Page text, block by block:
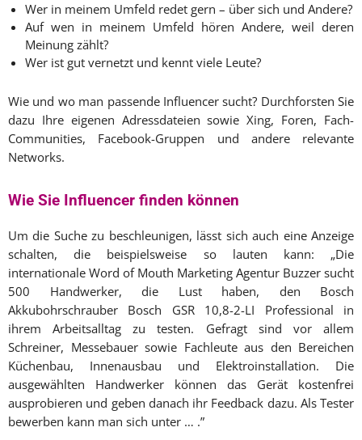
Wer in meinem Umfeld redet gern – über sich und Andere?
Auf wen in meinem Umfeld hören Andere, weil deren
Meinung zählt?
Wer ist gut vernetzt und kennt viele Leute?
Wie und wo man passende Influencer sucht? Durchforsten Sie
dazu Ihre eigenen Adressdateien sowie Xing, Foren, Fach-
Communities, Facebook-Gruppen und andere relevante
Networks.
Wie Sie Influencer finden können
Um die Suche zu beschleunigen, lässt sich auch eine Anzeige
schalten, die beispielsweise so lauten kann: „Die
internationale Word of Mouth Marketing Agentur Buzzer sucht
500 Handwerker, die Lust haben, den Bosch
Akkubohrschrauber Bosch GSR 10,8-2-LI Professional in
ihrem Arbeitsalltag zu testen. Gefragt sind vor allem
Schreiner, Messebauer sowie Fachleute aus den Bereichen
Küchenbau, Innenausbau und Elektroinstallation. Die
ausgewählten Handwerker können das Gerät kostenfrei
ausprobieren und geben danach ihr Feedback dazu. Als Tester
bewerben kann man sich unter … .”